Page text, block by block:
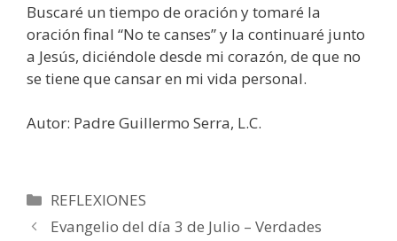
Buscaré un tiempo de oración y tomaré la
oración final “No te canses” y la continuaré junto
a Jesús, diciéndole desde mi corazón, de que no
se tiene que cansar en mi vida personal.
Autor: Padre Guillermo Serra, L.C.
Categorías
REFLEXIONES
Evangelio del día 3 de Julio – Verdades